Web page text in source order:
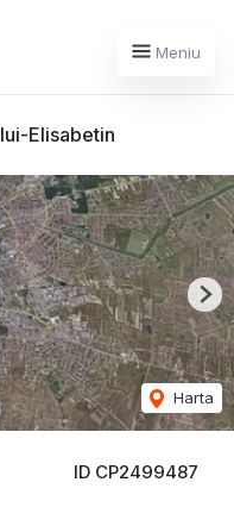
Meniu
Elisabetin
ID CP2499487
Harta